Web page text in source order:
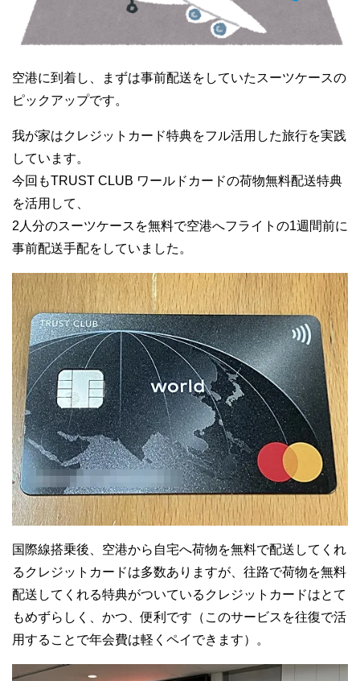
空港に到着し、まずは事前配送をしていたスーツケースの
ピックアップです。
我が家はクレジットカード特典をフル活用した旅行を実践
しています。
今回もTRUST CLUB ワールドカードの荷物無料配送特典
を活用して、
2人分のスーツケースを無料で空港へフライトの1週間前に
事前配送手配をしていました。
国際線搭乗後、空港から自宅へ荷物を無料で配送してくれ
るクレジットカードは多数ありますが、往路で荷物を無料
配送してくれる特典がついているクレジットカードはとて
もめずらしく、かつ、便利です（このサービスを往復で活
用することで年会費は軽くペイできます）。